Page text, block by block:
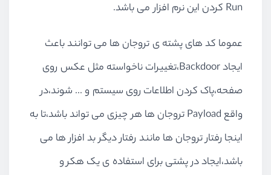
Run کردن این نرم افزار می باشد.
عموما کد های پشته ی تروجان ها می توانند باعث
ایجاد Backdoor،تغییرات ناخواسته مثل عکس روی
صفحه،پاک کردن اطلاعات روی سیستم و ... شوند،در
واقع Payload تروجان ها هر چیزی می تواند باشد،تا به
اینجا رفتار تروجان ها مانند رفتار دیگر بد افزار ها می
باشد،ایجاد در پشتی برای استفاده ی یک هکر و